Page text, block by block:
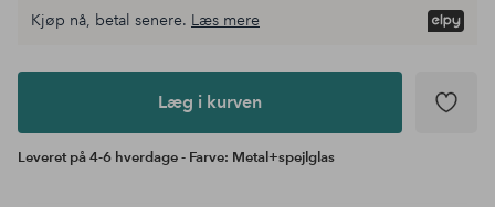
Læg i
Kjøp nå, betal senere. Læs mere
Læg i kurven
Leveret på 4-6 hverdage - Farve: Metal+spejlglas